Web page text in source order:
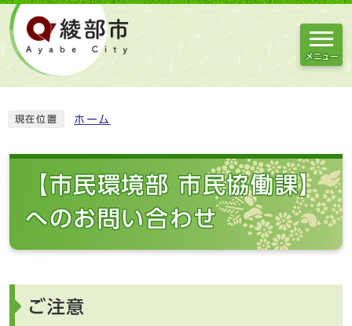
メニュー
現在位置 ホーム
【市民環境部 市民協働課】
へのお問い合わせ
ご注意